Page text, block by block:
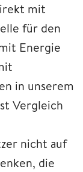
mit
für den
Energie
in unserem
Vergleich
nicht auf
die